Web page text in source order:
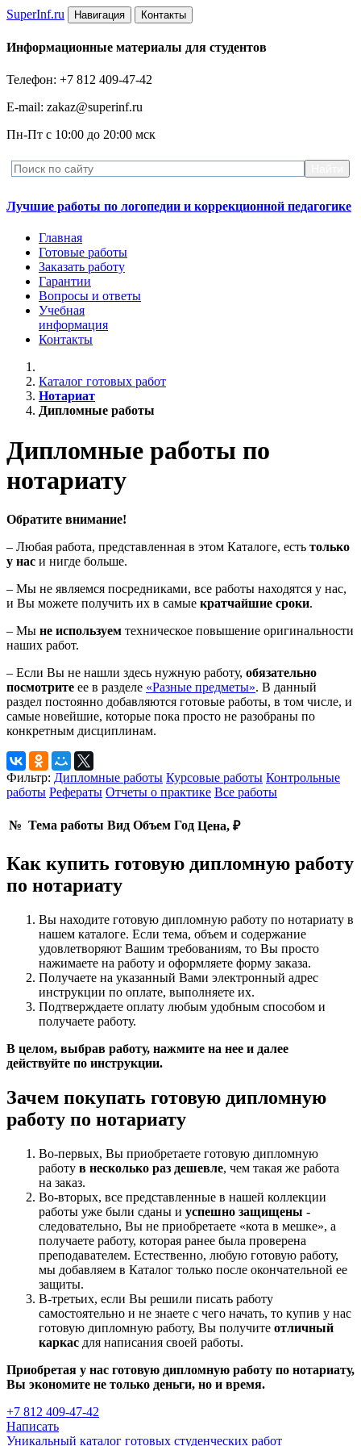
SuperInf.ru Навигация Контакты
Информационные материалы для студентов
Телефон: +7 812 409-47-42
E-mail: zakaz@superinf.ru
Пн-Пт с 10:00 до 20:00 мск
Лучшие работы по логопедии и коррекционной педагогике
Главная
Готовые работы
Заказать работу
Гарантии
Вопросы и ответы
Учебная
информация
Контакты
Каталог готовых работ
Нотариат
Дипломные работы
Дипломные работы по
нотариату
Обратите внимание!
– Любая работа, представленная в этом Каталоге, есть только
у нас и нигде больше.
– Мы не являемся посредниками, все работы находятся у нас,
и Вы можете получить их в самые кратчайшие сроки.
– Мы не используем техническое повышение оригинальности
наших работ.
– Если Вы не нашли здесь нужную работу, обязательно
посмотрите ее в разделе «Разные предметы». В данный
раздел постоянно добавляются готовые работы, в том числе, и
самые новейшие, которые пока просто не разобраны по
конкретным дисциплинам.
Фильтр: Дипломные работы Курсовые работы Контрольные
работы Рефераты Отчеты о практике Все работы
№ Тема работы Вид Объем Год Цена, ₽
Как купить готовую дипломную работу
по нотариату
Вы находите готовую дипломную работу по нотариату в
нашем каталоге. Если тема, объем и содержание
удовлетворяют Вашим требованиям, то Вы просто
нажимаете на работу и оформляете форму заказа.
Получаете на указанный Вами электронный адрес
инструкции по оплате, выполняете их.
Подтверждаете оплату любым удобным способом и
получаете работу.
В целом, выбрав работу, нажмите на нее и далее
действуйте по инструкции.
Зачем покупать готовую дипломную
работу по нотариату
Во-первых, Вы приобретаете готовую дипломную
работу в несколько раз дешевле, чем такая же работа
на заказ.
Во-вторых, все представленные в нашей коллекции
работы уже были сданы и успешно защищены -
следовательно, Вы не приобретаете «кота в мешке», а
получаете работу, которая ранее была проверена
преподавателем. Естественно, любую готовую работу,
мы добавляем в Каталог только после окончательной ее
защиты.
В-третьих, если Вы решили писать работу
самостоятельно и не знаете с чего начать, то купив у нас
готовую дипломную работу, Вы получите отличный
каркас для написания своей работы.
Приобретая у нас готовую дипломную работу по нотариату,
Вы экономите не только деньги, но и время.
+7 812 409-47-42
Написать
Уникальный каталог готовых студенческих работ